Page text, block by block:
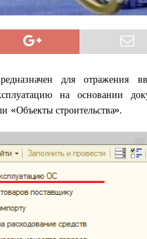
для отражения
на основании
«Объекты строительства».